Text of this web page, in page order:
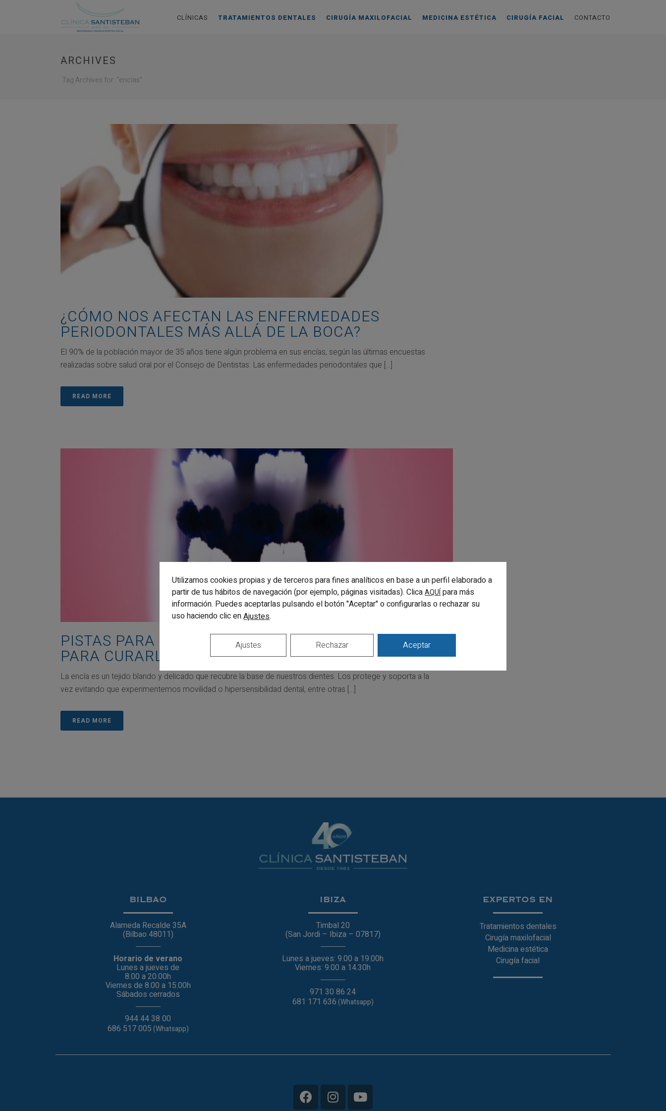
CLÍNICAS TRATAMIENTOS DENTALES CIRUGÍA MAXILOFACIAL MEDICINA ESTÉTICA CIRUGÍA FACIAL CONTACTO
ARCHIVES
Tag Archives for: "encías"
¿CÓMO NOS AFECTAN LAS ENFERMEDADES
PERIODONTALES MÁS ALLÁ DE LA BOCA?
El 90% de la población mayor de 35 años tiene algún problema en sus encías, según las últimas encuestas
realizadas sobre salud oral por el Consejo de Dentistas. Las enfermedades periodontales que [...]
READ MORE
PISTAS PARA SABER SI TIENES GINGIVITIS Y ARMAS
PARA CURARLA
La encía es un tejido blando y delicado que recubre la base de nuestros dientes. Los protege y soporta a la
vez evitando que experimentemos movilidad o hipersensibilidad dental, entre otras [...]
READ MORE
BILBAO
Alameda Recalde 35A
(Bilbao 48011)
Horario de verano
Lunes a jueves de
8.00 a 20.00h
Viernes de 8.00 a 15.00h
Sábados cerrados
944 44 38 00
686 517 005(Whatsapp)
IBIZA
Timbal 20
(San Jordi – Ibiza – 07817)
Lunes a jueves: 9.00 a 19.00h
Viernes: 9.00 a 14.30h
971 30 86 24
681 171 636(Whatsapp)
EXPERTOS EN
Tratamientos dentales
Cirugía maxilofacial
Medicina estética
Cirugía facial
Utilizamos cookies propias y de terceros para fines analíticos en base a un perfil elaborado a
partir de tus hábitos de navegación (por ejemplo, páginas visitadas). ClicaAQUÍpara más
información. Puedes aceptarlas pulsando el botón "Aceptar" o configurarlas o rechazar su
uso haciendo clic enAjustes.
Aceptar
Rechazar
Ajustes